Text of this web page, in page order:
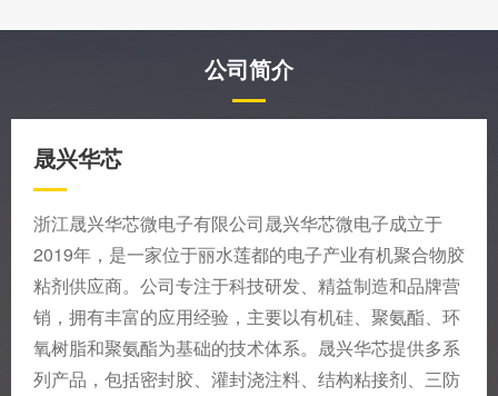
公司简介
晟兴华芯
浙江晟兴华芯微电子有限公司晟兴华芯微电子成立于
2019年，是一家位于丽水莲都的电子产业有机聚合物胶
粘剂供应商。公司专注于科技研发、精益制造和品牌营
销，拥有丰富的应用经验，主要以有机硅、聚氨酯、环
氧树脂和聚氨酯为基础的技术体系。晟兴华芯提供多系
列产品，包括密封胶、灌封浇注料、结构粘接剂、三防